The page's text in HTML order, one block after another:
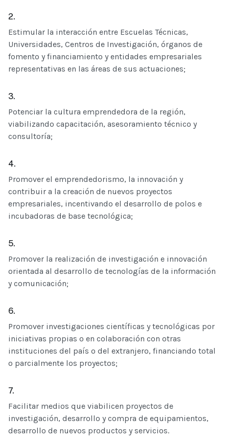
2.
Estimular la interacción entre Escuelas Técnicas,
Universidades, Centros de Investigación, órganos de
fomento y financiamiento y entidades empresariales
representativas en las áreas de sus actuaciones;
3.
Potenciar la cultura emprendedora de la región,
viabilizando capacitación, asesoramiento técnico y
consultoría;
4.
Promover el emprendedorismo, la innovación y
contribuir a la creación de nuevos proyectos
empresariales, incentivando el desarrollo de polos e
incubadoras de base tecnológica;
5.
Promover la realización de investigación e innovación
orientada al desarrollo de tecnologías de la información
y comunicación;
6.
Promover investigaciones científicas y tecnológicas por
iniciativas propias o en colaboración con otras
instituciones del país o del extranjero, financiando total
o parcialmente los proyectos;
7.
Facilitar medios que viabilicen proyectos de
investigación, desarrollo y compra de equipamientos,
desarrollo de nuevos productos y servicios.